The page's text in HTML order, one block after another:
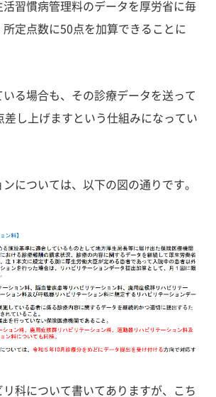
活習慣病管理料のデータを厚労省に毎
所定点数に50点を加算できることに
る場合も、その診療データを送って
差し上げますという仕組みになってい
については、以下の図の通りです。
リ科について書いてありますが、こち